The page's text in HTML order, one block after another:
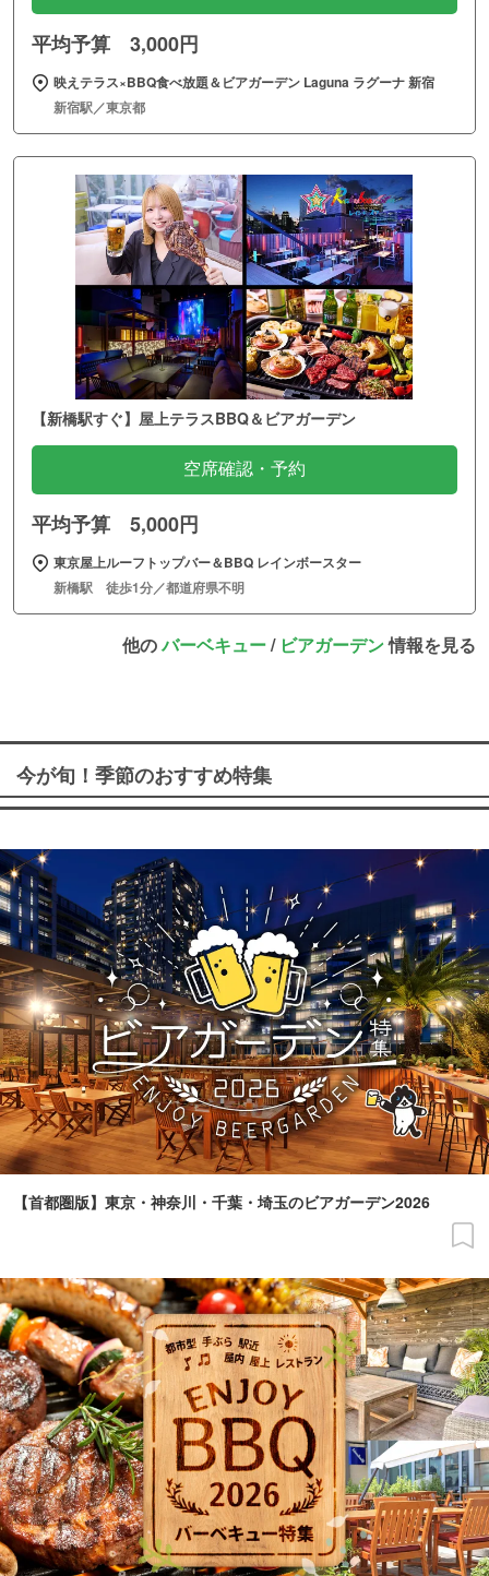
平均予算 3,000円
映えテラス×BBQ食べ放題＆ビアガーデン Laguna ラグーナ 新宿
新宿駅／東京都
【新橋駅すぐ】屋上テラスBBQ＆ビアガーデン
空席確認・予約
平均予算 5,000円
東京屋上ルーフトップバー＆BBQ レインボースター
新橋駅 徒歩1分／都道府県不明
他のバーベキュー/ ビアガーデン情報を見る
今が旬！季節のおすすめ特集
【首都圏版】東京・神奈川・千葉・埼玉のビアガーデン2026